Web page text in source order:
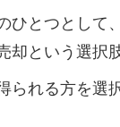
ひとつとし
という選択
られる方を選